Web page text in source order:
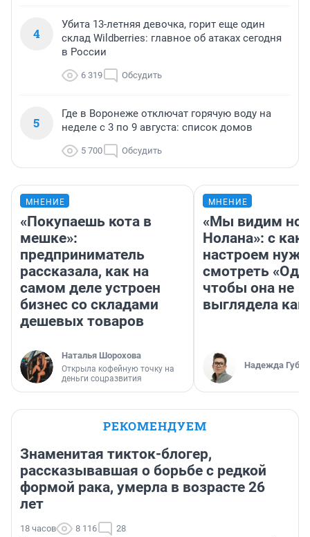
4
Убита 13-летняя девочка, горит еще один
склад Wildberries: главное об атаках сегодня
в России
6 319 Обсудить
5
Где в Воронеже отключат горячую воду на
неделе с 3 по 9 августа: список домов
5 700 Обсудить
МНЕНИЕ
«Покупаешь кота в
мешке»:
предприниматель
рассказала, как на
самом деле устроен
бизнес со складами
дешевых товаров
Наталья Шорохова
Открыла кофейную точку на
деньги соцразвития
МНЕНИЕ
«Мы видим
Нолана»: с
настроем
смотреть
чтобы она не
выглядела как
Надежда
РЕКОМЕНДУЕМ
Знаменитая тикток-блогер,
рассказывавшая о борьбе с редкой
формой рака, умерла в возрасте 26
лет
18 часов 8 116 28